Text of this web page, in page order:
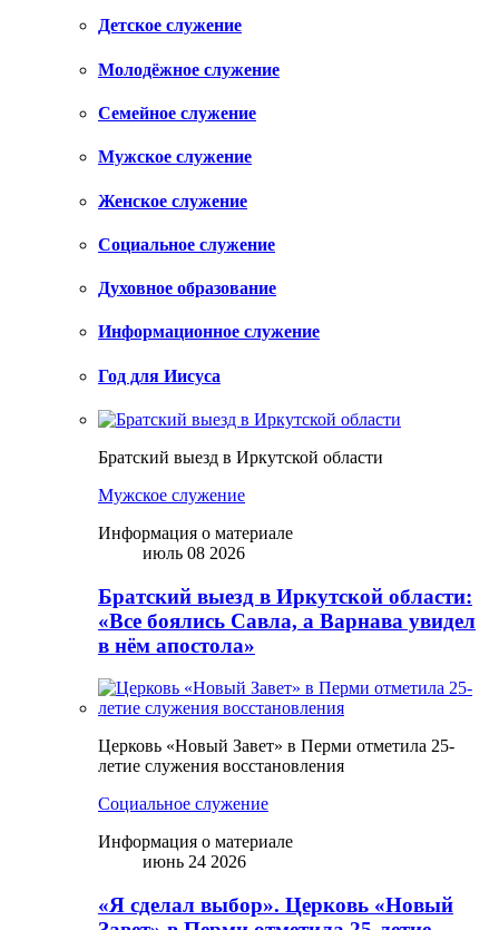
Детское служение
Молодёжное служение
Семейное служение
Мужское служение
Женское служение
Социальное служение
Духовное образование
Информационное служение
Год для Иисуса
Братский выезд в Иркутской области
Мужское служение
Информация о материале
июль 08 2026
Братский выезд в Иркутской области:
«Все боялись Савла, а Варнава увидел
в нём апостола»
Церковь «Новый Завет» в Перми отметила 25-
летие служения восстановления
Социальное служение
Информация о материале
июнь 24 2026
«Я сделал выбор». Церковь «Новый